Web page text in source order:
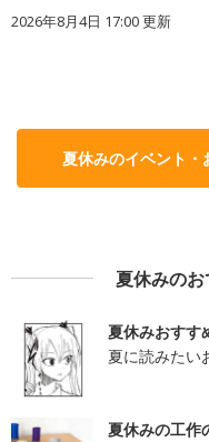
2026年8月4日 17:00更新
夏休みのイベント・
夏休みの
夏休みおすす
夏に読みたい
夏休みの工作